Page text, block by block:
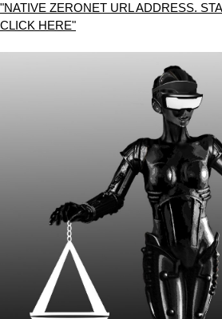
"NATIVE ZERONET URL ADDRESS.
CLICK HERE"